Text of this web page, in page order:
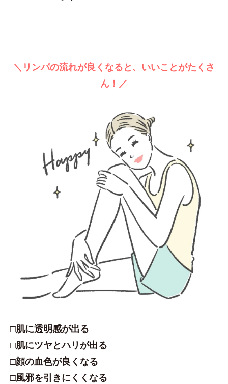
＼リンパの流れが良くなると、いいことがたくさ
ん！／
□肌に透明感が出る
□肌にツヤとハリが出る
□顔の血色が良くなる
□風邪を引きにくくなる